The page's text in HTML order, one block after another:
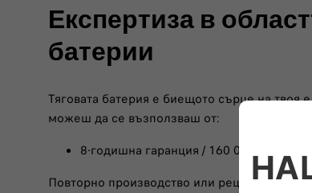
Експертиза в
батерии
Тяговата батерия е биещото сърце на твоя
можеш да се възползваш от:
8-годишна гаранция / 160 000 км
Повторно производство или рециклиране